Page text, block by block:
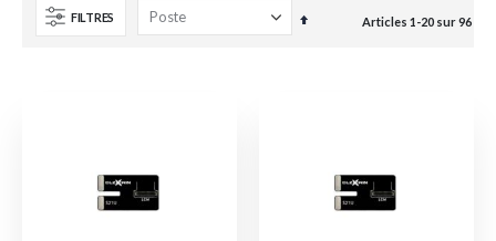
FILTRES
Par
Articles 1-20 sur96